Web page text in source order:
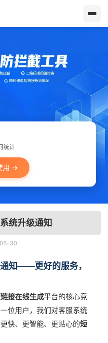
统计
用 →
统升级通知
30
知——更好的服务，
接在线生成平台的核心竞
位用户，我们对客服系统
快、更智能、更贴心的短